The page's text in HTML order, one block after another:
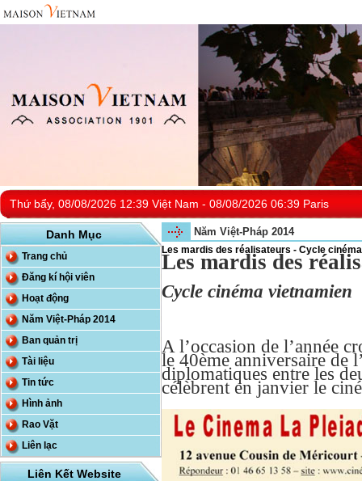
Thứ bẩy, 08/08/2026 12:39 Việt Nam - 08/08/2026 06:39 Paris
Danh Mục
Trang chủ
Đăng kí hội viên
Hoạt động
Năm Việt-Pháp 2014
Ban quản trị
Tài liệu
Tin tức
Hình ảnh
Rao Vặt
Liên lạc
Liên Kết Website
Năm Việt-Pháp 2014
Les mardis des réalisateurs - Cycle
Les mardis des
Cycle cinéma vietnamien
A l’occasion de l’année
le 40ème anniversaire de
diplomatiques entre les
célèbrent en janvier le